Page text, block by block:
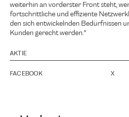
weiterhin an vorderster Front steht,
fortschrittliche und effiziente
den sich entwickelnden Bedürfnissen
Kunden gerecht werden."
AKTIE
FACEBOOK X